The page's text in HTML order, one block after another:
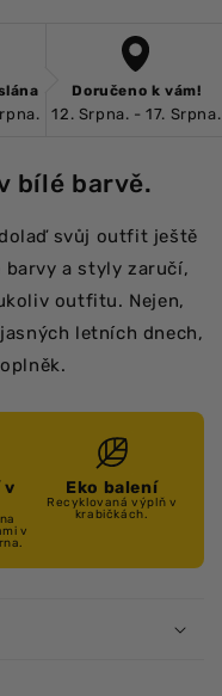
Doručeno k vám!
12. Srpna. - 17. Srpna.
bílé barvě.
svůj outfit ještě
a styly zaručí,
outfitu. Nejen,
letních dnech,
v
v
Eko balení
Recyklovaná výplň v
krabičkách.